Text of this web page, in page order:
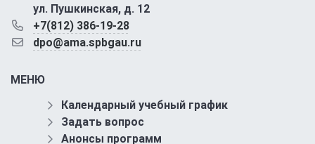
ул. Пушкинская, д. 12
+7(812) 386-19-28
dpo@ama.spbgau.ru
МЕНЮ
Календарный учебный график
Задать вопрос
Анонсы программ